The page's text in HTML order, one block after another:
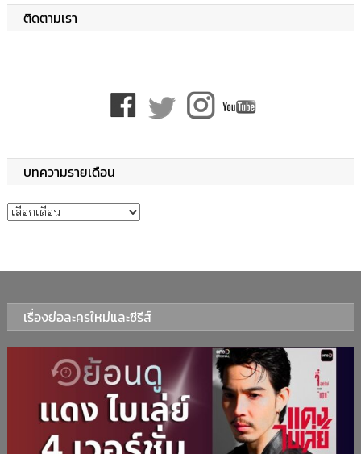
ติดตามเรา
บทความรายเดือน
บทความรายเดือน
เรื่องย่อละครใหม่และซีรีส์